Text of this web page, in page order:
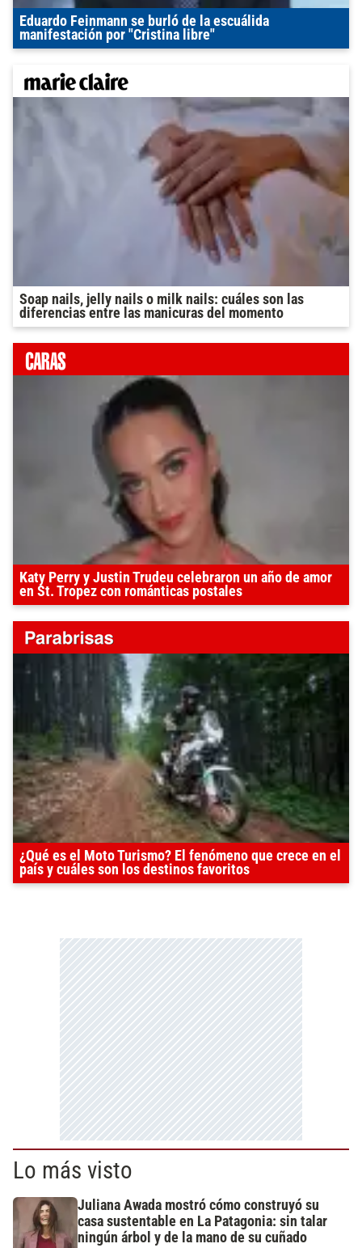
Eduardo Feinmann se burló de la escuálida
manifestación por "Cristina libre"
Soap nails, jelly nails o milk nails: cuáles son las
diferencias entre las manicuras del momento
Katy Perry y Justin Trudeu celebraron un año de amor
en St. Tropez con románticas postales
¿Qué es el Moto Turismo? El fenómeno que crece en el
país y cuáles son los destinos favoritos
Lo más visto
Juliana Awada mostró cómo construyó su
casa sustentable en La Patagonia: sin talar
ningún árbol y de la mano de su cuñado